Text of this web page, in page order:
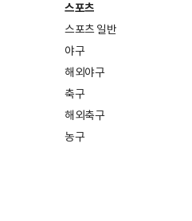
스포츠
스포츠 일반
야구
해외야구
축구
해외축구
농구